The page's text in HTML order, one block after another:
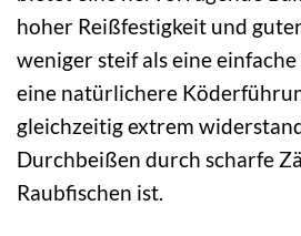
hoher Reißfestigkeit und
weniger steif als eine
eine natürlichere
gleichzeitig extrem
Durchbeißen durch scharfe
Raubfischen ist.